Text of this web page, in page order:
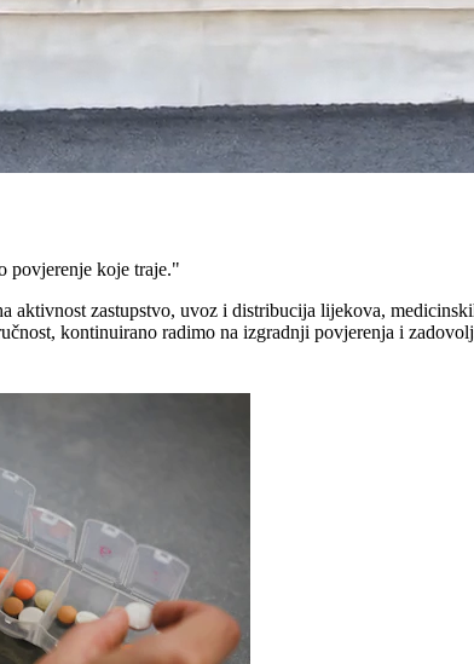
povjerenje koje traje."
aktivnost zastupstvo, uvoz i distribucija lijekova,
kontinuirano radimo na izgradnji povjerenja i